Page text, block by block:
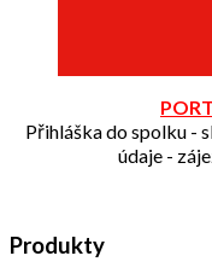
Přihláška do spolku -
údaje -
Produkty